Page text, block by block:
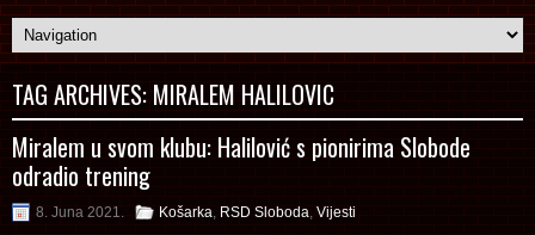
TAG ARCHIVES: MIRALEM HALILOVIC
Miralem u svom klubu: Halilović s pionirima Slobode
odradio trening
8. Juna 2021. Košarka RSD Sloboda Vijesti